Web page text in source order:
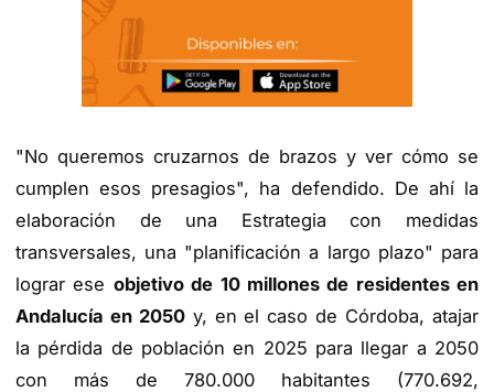
"No queremos cruzarnos de brazos y ver cómo se
cumplen esos presagios", ha defendido. De ahí la
elaboración de una Estrategia con medidas
transversales, una "planificación a largo plazo" para
lograr ese objetivo de 10 millones de residentes en
Andalucía en 2050y, en el caso de Córdoba, atajar
la pérdida de población en 2025 para llegar a 2050
con más de 780.000 habitantes (770.692,